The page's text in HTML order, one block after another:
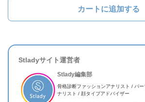
カートに追加する
Stladyサイト運営者
Stlady編集部
骨格診断ファッションアナリスト / パ
ナリスト / 顔タイプアドバイザー